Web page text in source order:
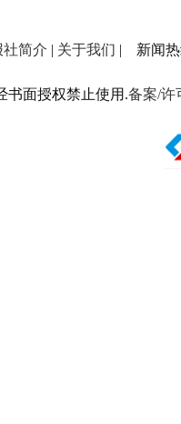
社简介 | 关于我们 | 新闻热
书面授权禁止使用.备案/许